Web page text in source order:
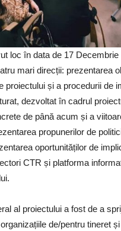
loc în data de 17
mari direcții: prezentarea
proiectului și a procedurii de
dezvoltat în cadrul
de până acum și a
propunerilor de
oportunităților de
CTR și platforma
al proiectului a fost de a
de/pentru tineret